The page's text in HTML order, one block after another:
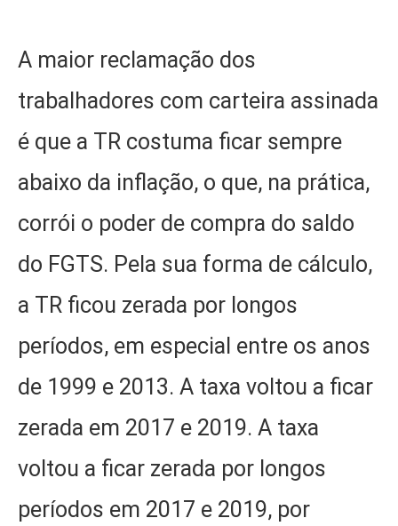
A maior reclamação dos
trabalhadores com carteira assinada
é que a TR costuma ficar sempre
abaixo da inflação, o que, na prática,
corrói o poder de compra do saldo
do FGTS. Pela sua forma de cálculo,
a TR ficou zerada por longos
períodos, em especial entre os anos
de 1999 e 2013. A taxa voltou a ficar
zerada em 2017 e 2019. A taxa
voltou a ficar zerada por longos
períodos em 2017 e 2019, por